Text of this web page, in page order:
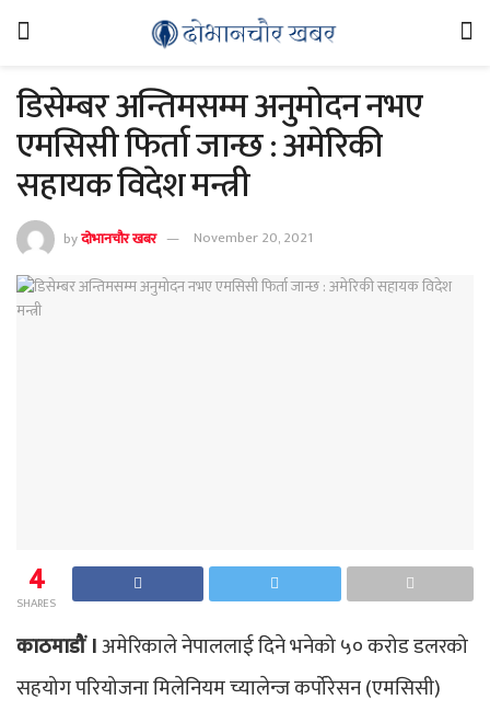
डिसेम्बर अन्तिमसम्म अनुमोदन नभए
एमसिसी फिर्ता जान्छ : अमेरिकी
सहायक विदेश मन्त्री
byदोभानचौर खबर November 20, 2021
4
SHARES
काठमाडौं ।अमेरिकाले नेपाललाई दिने भनेको ५० करोड डलरको
सहयोग परियोजना मिलेनियम च्यालेन्ज कर्पोरेसन (एमसिसी)